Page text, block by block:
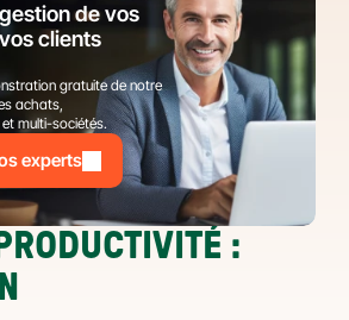
de vos
clients
gratuite de notre
achats,
multi-sociétés.
experts
: